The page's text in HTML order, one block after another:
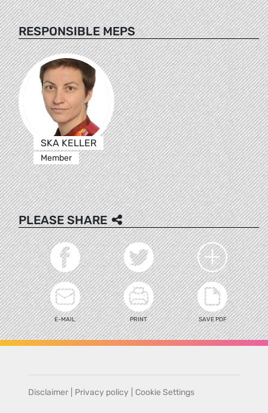
RESPONSIBLE MEPS
SKA KELLER
Member
PLEASE SHARE
E-MAIL PRINT SAVE PDF
Disclaimer Privacy policy Cookie Settings